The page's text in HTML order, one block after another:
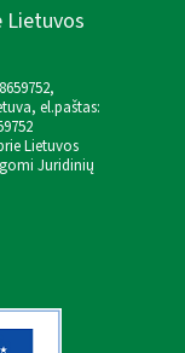
Lietuvos
el.paštas:
Lietuvos
Juridinių